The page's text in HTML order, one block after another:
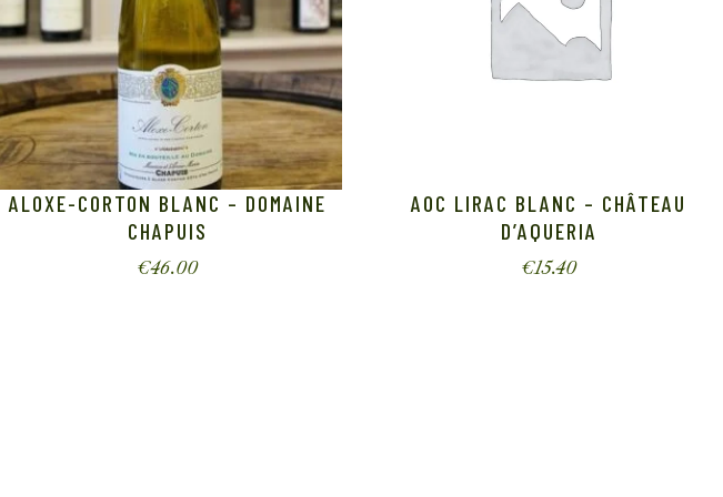
ALOXE-CORTON BLANC – DOMAINE
CHAPUIS
€46.00
AOC LIRAC BLANC – CHÂTEAU
D’AQUERIA
€15.40